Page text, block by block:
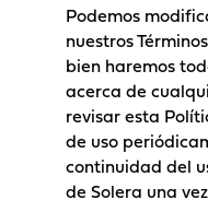
Podemos
nuestros
bien haremos
acerca de
revisar esta
de uso
continuidad del
de Solera una